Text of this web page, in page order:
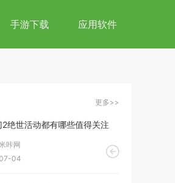
手游下载 应用软件
更多>>
2绝世活动都有哪些值得关注
咔网
04